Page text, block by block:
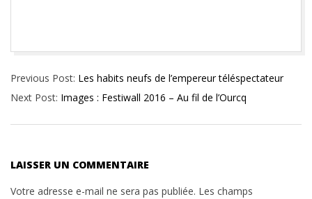
05-
20
Previous Post: Les habits neufs de l’empereur téléspectateur
Next Post: Images : Festiwall 2016 – Au fil de l’Ourcq
LAISSER UN COMMENTAIRE
Votre adresse e-mail ne sera pas publiée. Les champs